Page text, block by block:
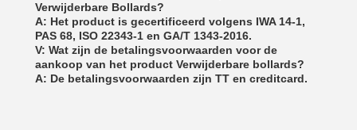
Verwijderbare Bollards?
A: Het product is gecertificeerd volgens IWA 14-1,
PAS 68, ISO 22343-1 en GA/T 1343-2016.
V: Wat zijn de betalingsvoorwaarden voor de
aankoop van het product Verwijderbare bollards?
A: De betalingsvoorwaarden zijn TT en creditcard.